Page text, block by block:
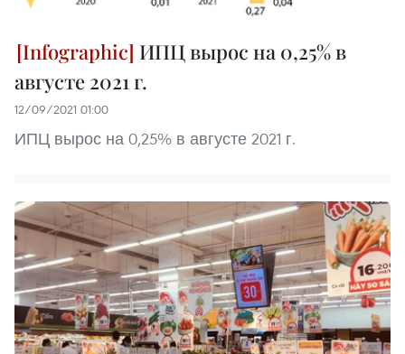
ИПЦ вырос на 0,25% в
августе 2021 г.
12/09/2021 01:00
ИПЦ вырос на 0,25% в августе 2021 г.